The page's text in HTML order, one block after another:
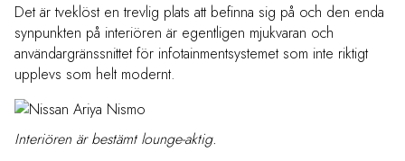
Det är tveklöst en trevlig plats att befinna sig på och den enda
synpunkten på interiören är egentligen mjukvaran och
användargränssnittet för infotainmentsystemet som inte riktigt
upplevs som helt modernt.
Interiören är bestämt lounge-aktig.